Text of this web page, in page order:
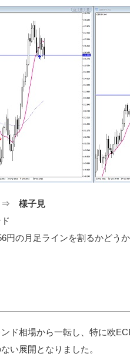
⇒ 様子見
円の月足ラインを割るかどう
ド相場から一転し、特に欧
い展開となりました。